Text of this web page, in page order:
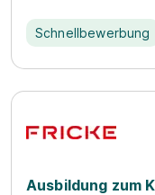
Schnellbewerbung
Ausbildung zum